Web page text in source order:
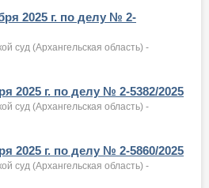
2025 г. по делу № 2-
суд (Архангельская область) -
2025 г. по делу № 2-5382/2025
суд (Архангельская область) -
2025 г. по делу № 2-5860/2025
суд (Архангельская область) -